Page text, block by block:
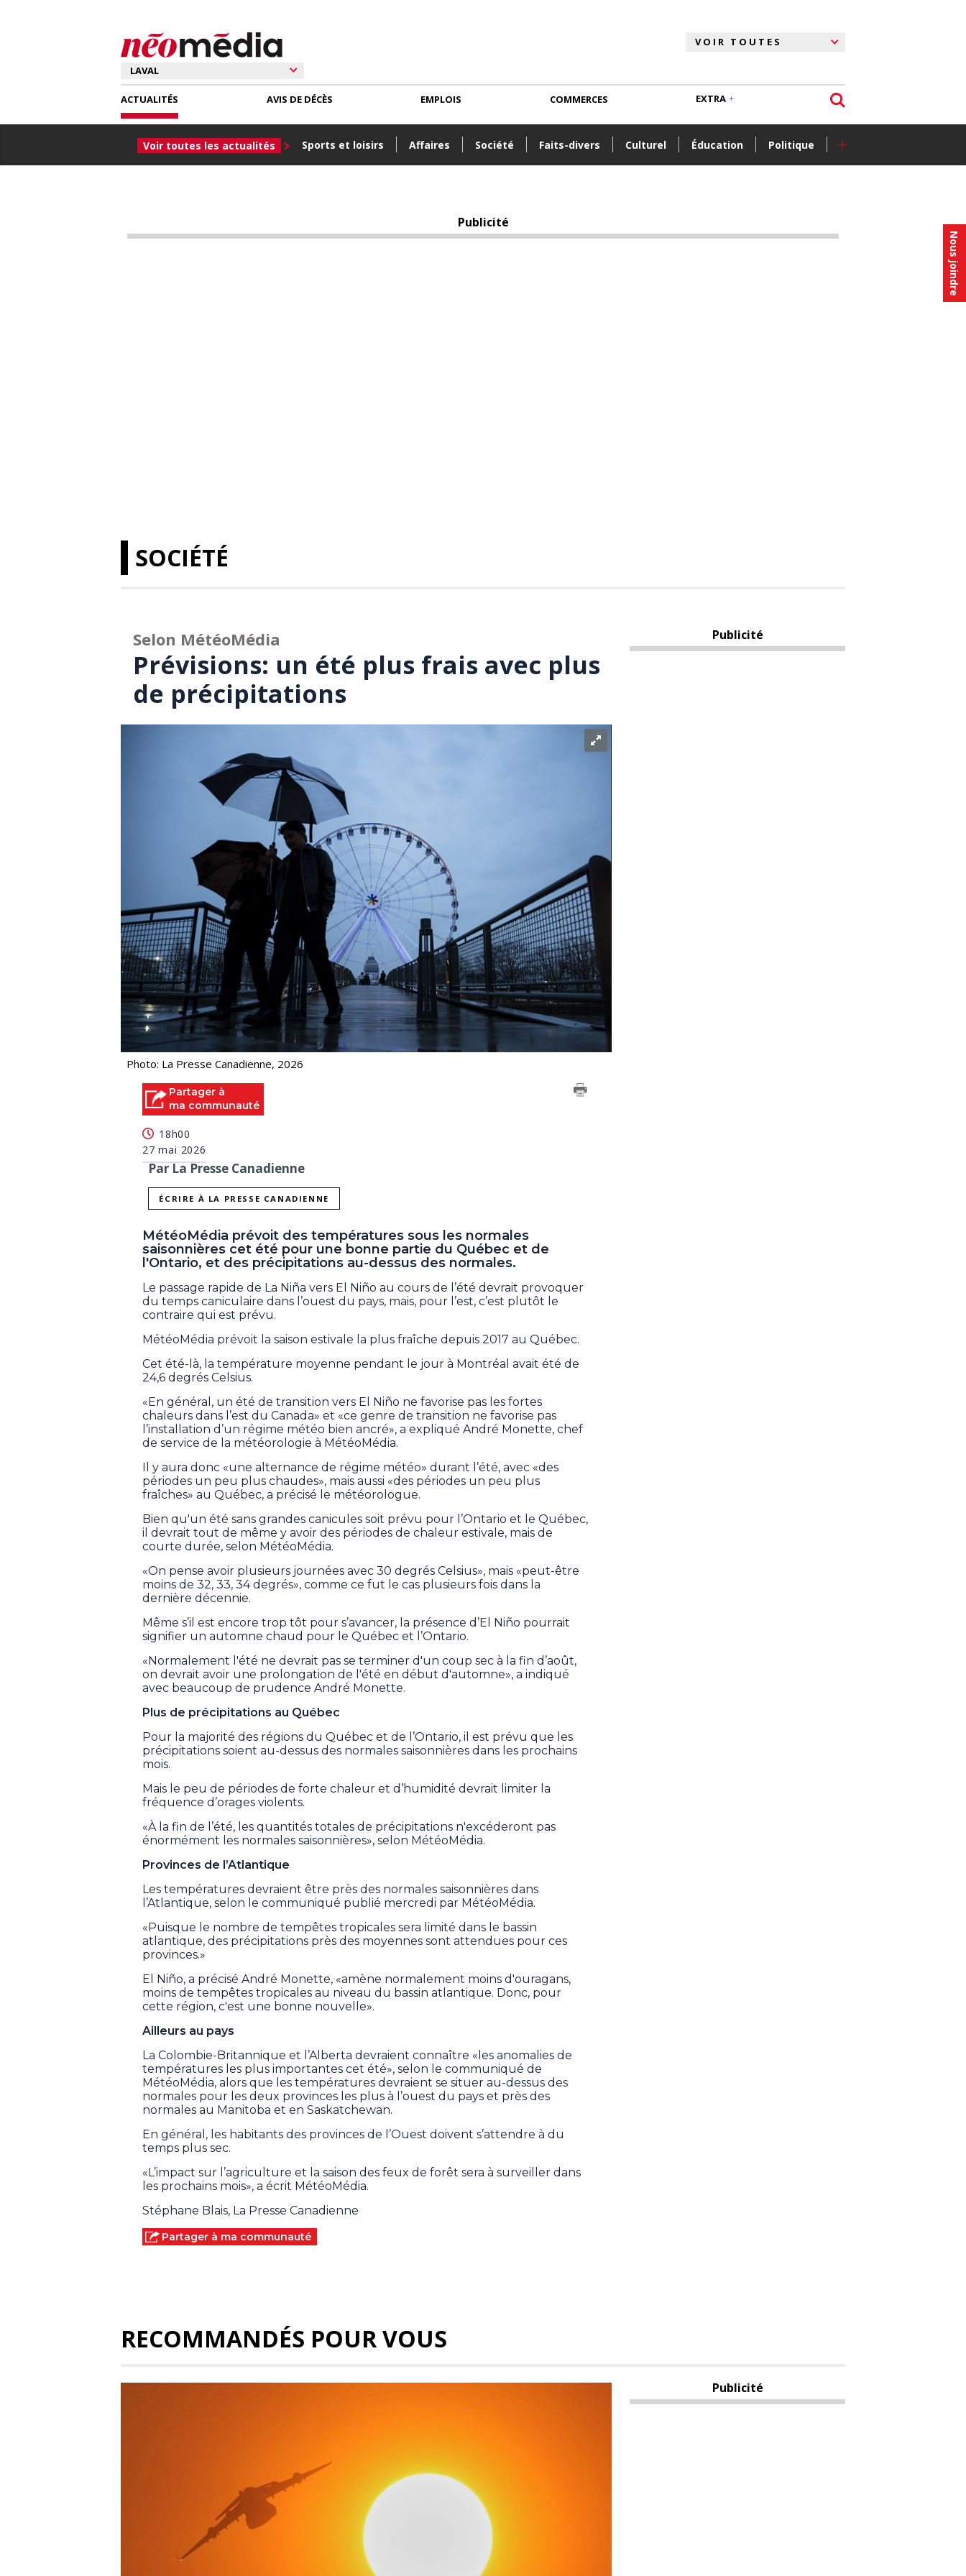
Nous joindre
ACTUALITÉS
Voir toutes les actualités Sports et loisirs Affaires Société Faits-divers Culturel Éducation Politique +
AVIS DE DÉCÈS EMPLOIS COMMERCES EXTRA
Publicité
SOCIÉTÉ
Selon MétéoMédia
Prévisions: un été plus frais avec plus
de précipitations
Photo: La Presse Canadienne, 2026
Partager à
ma communauté
18h00
27 mai 2026
Par La Presse Canadienne
ÉCRIRE À LA PRESSE CANADIENNE
MétéoMédia prévoit des températures sous les normales
saisonnières cet été pour une bonne partie du Québec et de
l'Ontario, et des précipitations au-dessus des normales.
Le passage rapide de La Niña vers El Niño au cours de l’été devrait provoquer
du temps caniculaire dans l’ouest du pays, mais, pour l’est, c’est plutôt le
contraire qui est prévu.
MétéoMédia prévoit la saison estivale la plus fraîche depuis 2017 au Québec.
Cet été-là, la température moyenne pendant le jour à Montréal avait été de
24,6 degrés Celsius.
«En général, un été de transition vers El Niño ne favorise pas les fortes
chaleurs dans l’est du Canada» et «ce genre de transition ne favorise pas
l’installation d’un régime météo bien ancré», a expliqué André Monette, chef
de service de la météorologie à MétéoMédia.
Il y aura donc «une alternance de régime météo» durant l’été, avec «des
périodes un peu plus chaudes», mais aussi «des périodes un peu plus
fraîches» au Québec, a précisé le météorologue.
Bien qu'un été sans grandes canicules soit prévu pour l’Ontario et le Québec,
il devrait tout de même y avoir des périodes de chaleur estivale, mais de
courte durée, selon MétéoMédia.
«On pense avoir plusieurs journées avec 30 degrés Celsius», mais «peut-être
moins de 32, 33, 34 degrés», comme ce fut le cas plusieurs fois dans la
dernière décennie.
Même s’il est encore trop tôt pour s’avancer, la présence d’El Niño pourrait
signifier un automne chaud pour le Québec et l’Ontario.
«Normalement l'été ne devrait pas se terminer d'un coup sec à la fin d’août,
on devrait avoir une prolongation de l'été en début d'automne», a indiqué
avec beaucoup de prudence André Monette.
Plus de précipitations au Québec
Pour la majorité des régions du Québec et de l’Ontario, il est prévu que les
précipitations soient au-dessus des normales saisonnières dans les prochains
mois.
Mais le peu de périodes de forte chaleur et d’humidité devrait limiter la
fréquence d’orages violents.
«À la fin de l’été, les quantités totales de précipitations n'excéderont pas
énormément les normales saisonnières», selon MétéoMédia.
Provinces de l’Atlantique
Les températures devraient être près des normales saisonnières dans
l’Atlantique, selon le communiqué publié mercredi par MétéoMédia.
«Puisque le nombre de tempêtes tropicales sera limité dans le bassin
atlantique, des précipitations près des moyennes sont attendues pour ces
provinces.»
El Niño, a précisé André Monette, «amène normalement moins d'ouragans,
moins de tempêtes tropicales au niveau du bassin atlantique. Donc, pour
cette région, c'est une bonne nouvelle».
Ailleurs au pays
La Colombie-Britannique et l’Alberta devraient connaître «les anomalies de
températures les plus importantes cet été», selon le communiqué de
MétéoMédia, alors que les températures devraient se situer au-dessus des
normales pour les deux provinces les plus à l’ouest du pays et près des
normales au Manitoba et en Saskatchewan.
En général, les habitants des provinces de l’Ouest doivent s’attendre à du
temps plus sec.
«L’impact sur l’agriculture et la saison des feux de forêt sera à surveiller dans
les prochains mois», a écrit MétéoMédia.
Stéphane Blais, La Presse Canadienne
Partager à ma communauté
Publicité
RECOMMANDÉS POUR VOUS
Publicité